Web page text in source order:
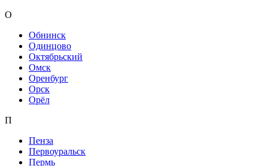
О
Обнинск
Одинцово
Октябрьский
Омск
Оренбург
Орск
Орёл
П
Пенза
Первоуральск
Пермь